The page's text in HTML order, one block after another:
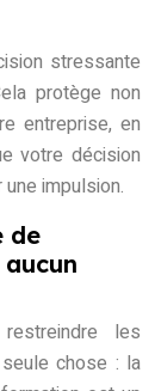
stressante
protège non
entreprise, en
votre décision
impulsion.
de
les
seule chose : la